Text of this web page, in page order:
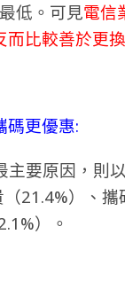
低。可見電信
比較善於更
碼更優惠:
要原因，則
21.4%）、攜
）。